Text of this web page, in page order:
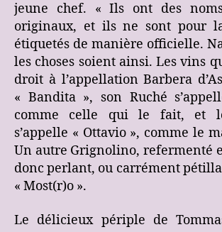
jeune chef. « Ils ont des
originaux, et ils ne sont pour
étiquetés de manière officielle.
les choses soient ainsi. Les vins
droit à l’appellation Barbera
« Bandita », son Ruché
comme celle qui le fait, et
s’appelle « Ottavio », comme le
Un autre Grignolino, refermenté
donc perlant, ou carrément
« Most(r)o ».
Le délicieux périple de